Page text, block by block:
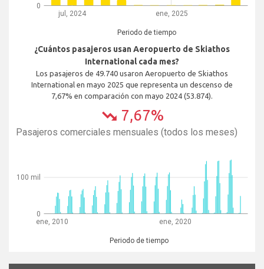
jul, 2024 ene, 2025
Periodo de tiempo
0
¿Cuántos pasajeros usan Aeropuerto de Skiathos
International cada mes?
Los pasajeros de 49.740 usaron Aeropuerto de Skiathos
International en mayo 2025 que representa un descenso de
7,67% en comparación con mayo 2024 (53.874).
trending_down 7,67%
Pasajeros comerciales mensuales (todos los meses)
ene, 2010 ene, 2020
Periodo de tiempo
0
100 mil